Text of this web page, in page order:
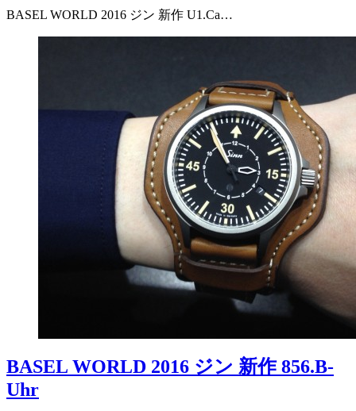
BASEL WORLD 2016 ジン 新作 U1.Ca…
BASEL WORLD 2016 ジン 新作 856.B-
Uhr